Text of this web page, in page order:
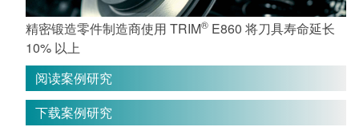
精密锻造零件制造商使用 TRIM® E860 将刀具寿命延长
10% 以上
阅读案例研究
下载案例研究